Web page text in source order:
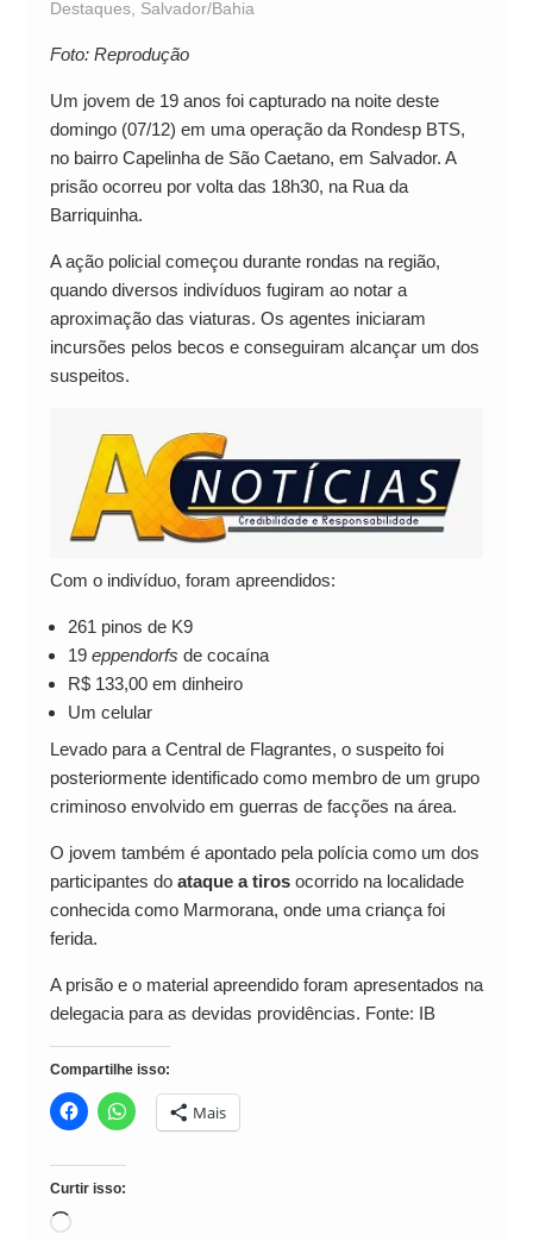
Destaques, Salvador/Bahia
Foto: Reprodução
Um jovem de 19 anos foi capturado na noite deste
domingo (07/12) em uma operação da Rondesp BTS,
no bairro Capelinha de São Caetano, em Salvador. A
prisão ocorreu por volta das 18h30, na Rua da
Barriquinha.
A ação policial começou durante rondas na região,
quando diversos indivíduos fugiram ao notar a
aproximação das viaturas. Os agentes iniciaram
incursões pelos becos e conseguiram alcançar um dos
suspeitos.
Com o indivíduo, foram apreendidos:
261 pinos de K9
19 eppendorfs de cocaína
R$ 133,00 em dinheiro
Um celular
Levado para a Central de Flagrantes, o suspeito foi
posteriormente identificado como membro de um grupo
criminoso envolvido em guerras de facções na área.
O jovem também é apontado pela polícia como um dos
participantes do ataque a tirosocorrido na localidade
conhecida como Marmorana, onde uma criança foi
ferida.
A prisão e o material apreendido foram apresentados na
delegacia para as devidas providências. Fonte: IB
Compartilhe isso:
Mais
Curtir isso:
Carregando...